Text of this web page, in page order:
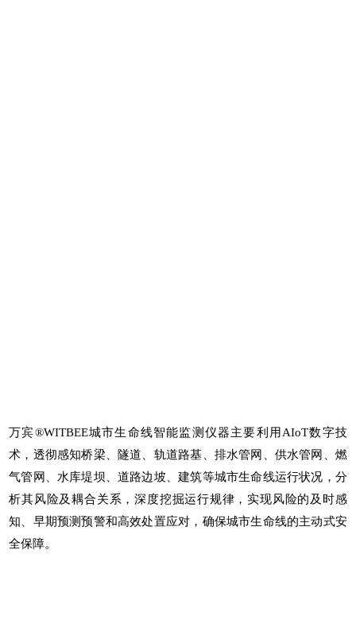
万宾®WITBEE城市生命线智能监测仪器主要利用AIoT数字技
术，透彻感知桥梁、隧道、轨道路基、排水管网、供水管网、燃
气管网、水库堤坝、道路边坡、建筑等城市生命线运行状况，分
析其风险及耦合关系，深度挖掘运行规律，实现风险的及时感
知、早期预测预警和高效处置应对，确保城市生命线的主动式安
全保障。